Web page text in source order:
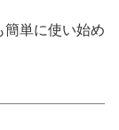
簡単に使い始め